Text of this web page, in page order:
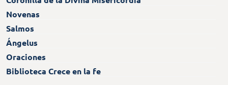
Novenas
Salmos
Ángelus
Oraciones
Biblioteca Crece en la fe